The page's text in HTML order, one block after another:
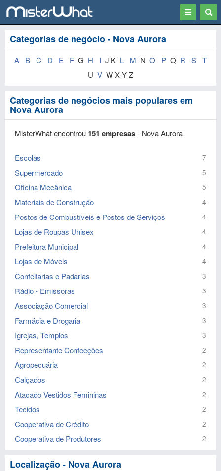
Toggle
Categorias de negócio - Nova Aurora
A B C D E F G H I J K L M N O P Q R S T
U V W X Y Z
Categorias de negócios mais populares em
Nova Aurora
MisterWhat encontrou 151 empresas- Nova Aurora
Escolas 7
Supermercado 5
Oficina Mecânica 5
Materiais de Construção 4
Postos de Combustíveis e Postos de Serviços 4
Lojas de Roupas Unisex 4
Prefeitura Municipal 4
Lojas de Móveis 4
Confeitarias e Padarias 3
Rádio - Emissoras 3
Associação Comercial 3
Farmácia e Drogaria 3
Igrejas, Templos 3
Representante Confecções 2
Agropecuária 2
Calçados 2
Atacado Vestidos Femininas 2
Tecidos 2
Cooperativa de Crédito 2
Cooperativa de Produtores 2
Localização - Nova Aurora